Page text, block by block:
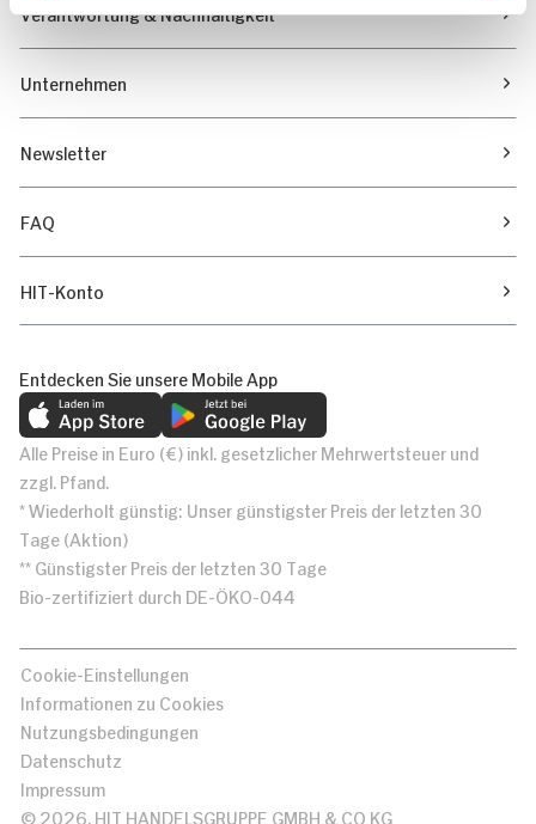
Verantwortung & Nachhaltigkeit
Unternehmen
Newsletter
FAQ
HIT-Konto
Entdecken Sie unsere Mobile App
Alle Preise in Euro (€) inkl. gesetzlicher Mehrwertsteuer und
zzgl. Pfand.
* Wiederholt günstig: Unser günstigster Preis der letzten 30
Tage (Aktion)
** Günstigster Preis der letzten 30 Tage
Bio-zertifiziert durch DE-ÖKO-044
Cookie-Einstellungen
Informationen zu Cookies
Nutzungsbedingungen
Datenschutz
Impressum
© 2026, HIT HANDELSGRUPPE GMBH & CO KG